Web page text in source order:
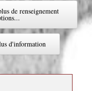
de renseignement
d'information